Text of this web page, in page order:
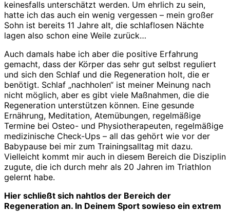
keinesfalls unterschätzt werden. Um ehrlich zu sein,
hatte ich das auch ein wenig vergessen – mein großer
Sohn ist bereits 11 Jahre alt, die schlaflosen Nächte
lagen also schon eine Weile zurück…
Auch damals habe ich aber die positive Erfahrung
gemacht, dass der Körper das sehr gut selbst reguliert
und sich den Schlaf und die Regeneration holt, die er
benötigt. Schlaf „nachholen“ ist meiner Meinung nach
nicht möglich, aber es gibt viele Maßnahmen, die die
Regeneration unterstützen können. Eine gesunde
Ernährung, Meditation, Atemübungen, regelmäßige
Termine bei Osteo- und Physiotherapeuten, regelmäßige
medizinische Check-Ups – all das gehört wie vor der
Babypause bei mir zum Trainingsalltag mit dazu.
Vielleicht kommt mir auch in diesem Bereich die Disziplin
zugute, die ich durch mehr als 20 Jahren im Triathlon
gelernt habe.
Hier schließt sich nahtlos der Bereich der
Regeneration an. In Deinem Sport sowieso ein extrem